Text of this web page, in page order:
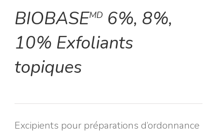
BIOBASEMD 6%, 8%,
10% Exfoliants
topiques
Excipients pour préparations d’ordonnance